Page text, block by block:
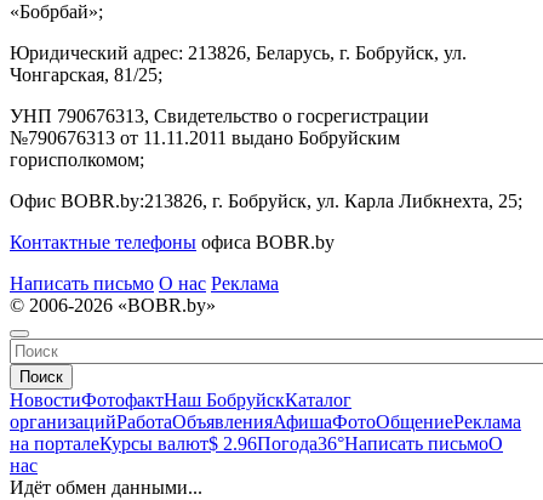
«Бобрбай»;
Юридический адрес: 213826, Беларусь, г. Бобруйск, ул.
Чонгарская, 81/25;
УНП 790676313, Свидетельство о госрегистрации
№790676313 от 11.11.2011 выдано Бобруйским
горисполкомом;
Офис BOBR.by:213826, г. Бобруйск, ул. Карла Либкнехта, 25;
Контактные телефоны офиса BOBR.by
Написать письмо О нас Реклама
© 2006-2026 «BOBR.by»
Поиск
НовостиФотофактНаш БобруйскКаталог
организацийРаботаОбъявленияАфишаФотоОбщениеРеклама
на порталеКурсы валют$ 2.96Погода36°Написать письмоО
нас
Идёт обмен данными...